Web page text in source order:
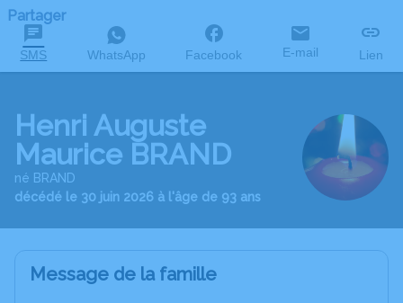
Partager
SMS WhatsApp Facebook E-mail Lien
Henri Auguste
Maurice BRAND
né BRAND
décédé le 30 juin 2026 à l'âge de 93 ans
Message de la famille